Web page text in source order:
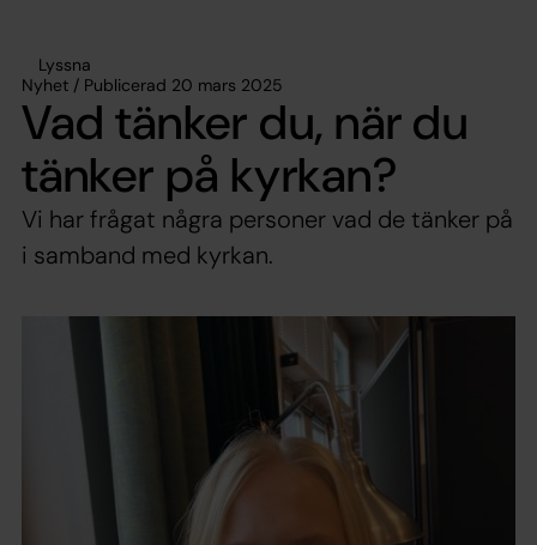
Lyssna
Nyhet / Publicerad 20 mars 2025
Vad tänker du, när du
tänker på kyrkan?
Vi har frågat några personer vad de tänker på
i samband med kyrkan.